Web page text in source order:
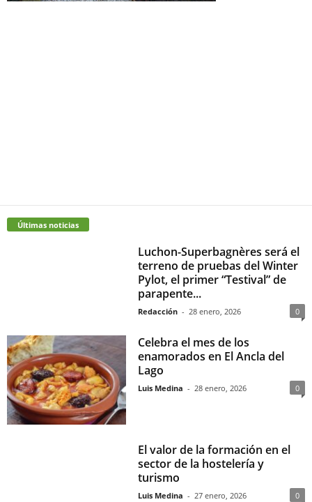
Últimas noticias
Luchon-Superbagnères será el
terreno de pruebas del Winter
Pylot, el primer “Testival” de
parapente...
Redacción - 28 enero, 2026 0
Celebra el mes de los
enamorados en El Ancla del
Lago
Luis Medina - 28 enero, 2026 0
El valor de la formación en el
sector de la hostelería y
turismo
Luis Medina - 27 enero, 2026 0